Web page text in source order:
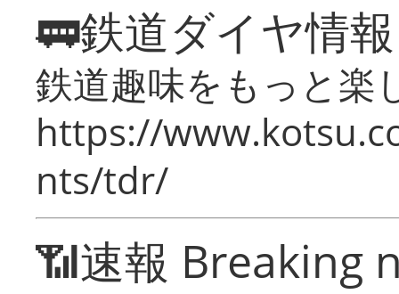
🚃鉄道ダイヤ情
鉄道趣味をもっと楽
https://
nts/tdr/
📶速報 Breaking